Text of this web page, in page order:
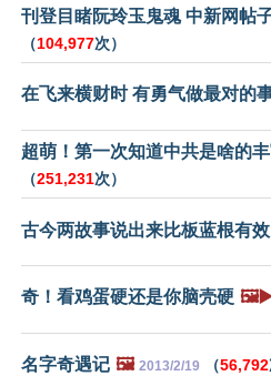
刊登目睹阮玲玉鬼魂 中新网帖
（104,977次）
在飞来横财时 有勇气做最对的
超萌！第一次知道中共是啥的
（251,231次）
古今两故事说出来比板蓝根有效
奇！看鸡蛋硬还是你脑壳硬
名字奇遇记 🖼️ 2013/2/19 （56,792